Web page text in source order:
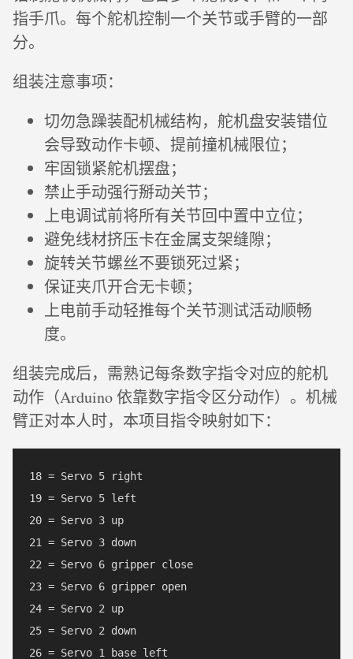
指手爪。每个舵机控制一个关节或手臂的一部
分。
组装注意事项：
切勿急躁装配机械结构，舵机盘安装错位
会导致动作卡顿、提前撞机械限位；
牢固锁紧舵机摆盘；
禁止手动强行掰动关节；
上电调试前将所有关节回中置中立位；
避免线材挤压卡在金属支架缝隙；
旋转关节螺丝不要锁死过紧；
保证夹爪开合无卡顿；
上电前手动轻推每个关节测试活动顺畅
度。
组装完成后，需熟记每条数字指令对应的舵机
动作（Arduino 依靠数字指令区分动作）。机械
臂正对本人时，本项目指令映射如下：
18 = Servo 5 right
19 = Servo 5 left
20 = Servo 3 up
21 = Servo 3 down
22 = Servo 6 gripper close
23 = Servo 6 gripper open
24 = Servo 2 up
25 = Servo 2 down
26 = Servo 1 base left